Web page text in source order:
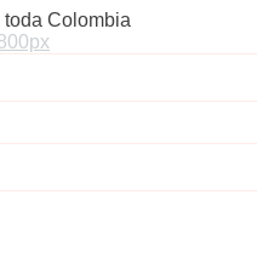
Colombia